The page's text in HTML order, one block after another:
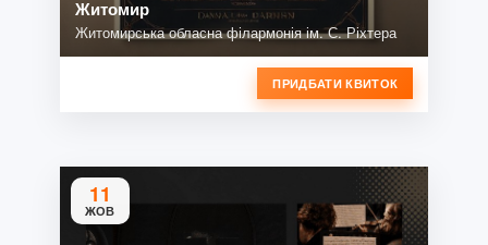
Житомир
Житомирська обласна філармонія ім. С. Ріхтера
ПРИДБАТИ КВИТОК
11
ЖОВ